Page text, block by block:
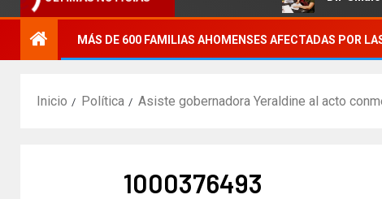
MÁS DE 600 FAMILIAS AHOMENSES AFECTADAS POR
Inicio Política Asiste gobernadora Yeraldine al acto
1000376493